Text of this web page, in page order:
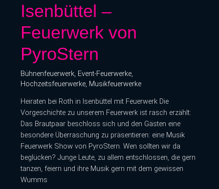
Isenbüttel –
Feuerwerk von
PyroStern
Bühnenfeuerwerk, Event-Feuerwerke,
Hochzeitsfeuerwerke, Musikfeuerwerke
Heiraten bei Roth in Isenbüttel mit Feuerwerk Die
Vorgeschichte zu unserem Feuerwerk ist rasch erzählt:
Das Brautpaar beschloss sich und den Gästen eine
besondere Überraschung zu präsentieren: eine Musik
Feuerwerk Show von PyroStern. Wen sollten wir da
beglücken? Junge Leute, zu allem entschlossen, die gern
tanzen, feiern und ihre Musik gern mit dem gewissen
Wumms
Roth
in
Isenbüttel
–
Feuerwerk
von
PyroStern